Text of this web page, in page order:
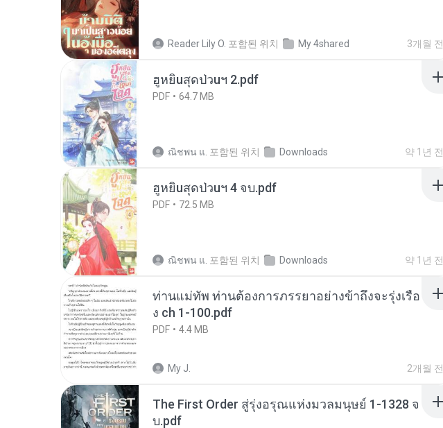
Reader Lily O. 포함된 위치 My 4shared 3개월 전
ฮูหยิuสุดป่วuฯ 2.pdf
PDF 64.7 MB
ณิชพน แ. 포함된 위치 Downloads 약 1년 전
ฮูหยิuสุดป่วuฯ 4 จบ.pdf
PDF 72.5 MB
ณิชพน แ. 포함된 위치 Downloads 약 1년 전
ท่านแม่ทัพ ท่านต้องการภรรยาอย่างข้าถึงจะรุ่งเรือ
ง ch 1-100.pdf
PDF 4.4 MB
My J. 2개월 전
The First Order สู่รุ่งอรุณแห่งมวลมนุษย์ 1-1328 จ
บ.pdf